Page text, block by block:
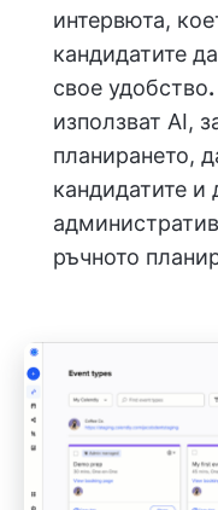
интервюта,
кандидатите
свое удобство.
използват AI,
планирането,
кандидатите и
ръчното